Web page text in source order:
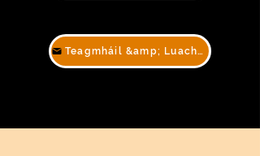
Teagmháil &amp; Luachan